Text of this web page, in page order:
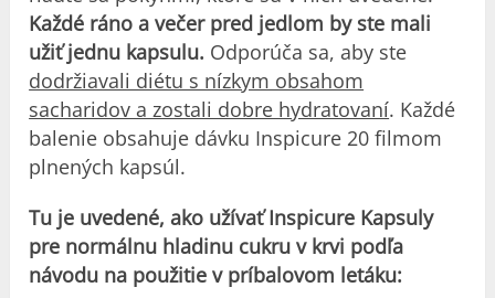
Každé ráno a večer pred jedlom by ste mali
užiť jednu kapsulu. Odporúča sa, aby ste
dodržiavali diétu s nízkym obsahom
sacharidov a zostali dobre hydratovaní. Každé
balenie obsahuje dávku Inspicure 20 filmom
plnených kapsúl.
Tu je uvedené, ako užívať Inspicure Kapsuly
pre normálnu hladinu cukru v krvi podľa
návodu na použitie v príbalovom letáku: